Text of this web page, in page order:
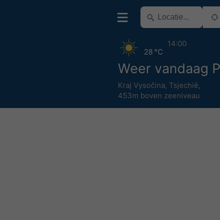
Weer vandaag
Kraj Vysočina, Tsjechië,
453m boven zeeniveau
28 °C
14:00